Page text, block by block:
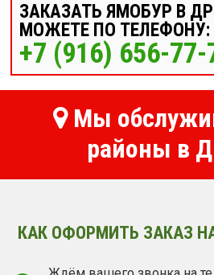
ЗАКАЗАТЬ ЯМОБУР В
МОЖЕТЕ ПО ТЕЛЕФОНУ:
+7 (916) 656-77-
Мы
районы в
КАК ОФОРМИТЬ ЗАКАЗ